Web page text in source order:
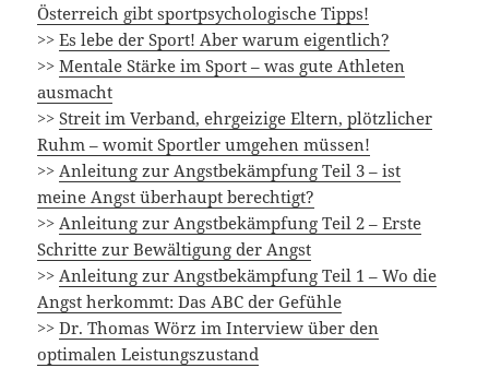
Österreich gibt sportpsychologische Tipps!
>>Es lebe der Sport! Aber warum eigentlich?
>>Mentale Stärke im Sport – was gute Athleten
ausmacht
>>Streit im Verband, ehrgeizige Eltern, plötzlicher
Ruhm – womit Sportler umgehen müssen!
>>Anleitung zur Angstbekämpfung Teil 3 – ist
meine Angst überhaupt berechtigt?
>>Anleitung zur Angstbekämpfung Teil 2 – Erste
Schritte zur Bewältigung der Angst
>>Anleitung zur Angstbekämpfung Teil 1 – Wo die
Angst herkommt: Das ABC der Gefühle
>>Dr. Thomas Wörz im Interview über den
optimalen Leistungszustand